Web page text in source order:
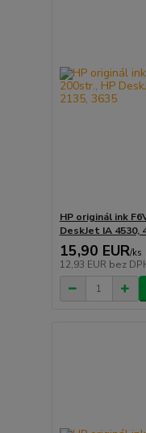
HP originál ink
DeskJet IA 4530,
15,90 EUR/ks
12,93 EUR bez